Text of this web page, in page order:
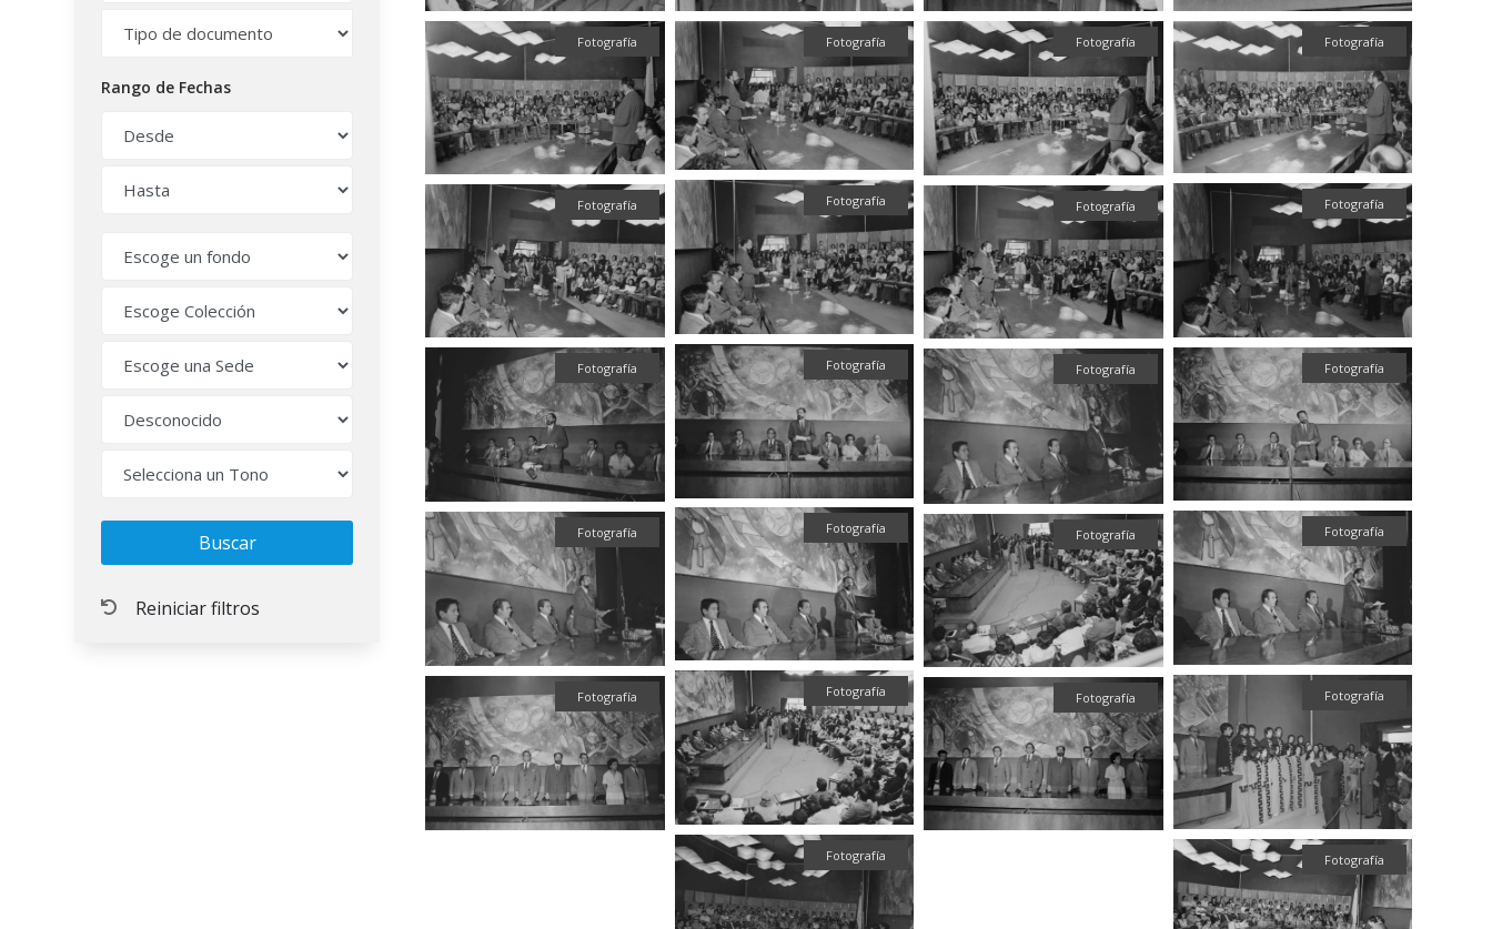
Rango de Fechas
Fotografía Fotografía Fotografía
Fotografía
Fotografía Fotografía
Fotografía Fotografía
Fotografía Fotografía
Fotografía Fotografía
Fotografía Fotografía
Fotografía Fotografía
Fotografía Fotografía
Fotografía Fotografía
Fotografía Fotografía